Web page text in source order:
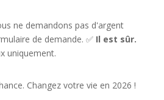
ne demandons pas d'argent
de demande. ✅ Il est sûr.
uniquement.
Changez votre vie en 2026 !